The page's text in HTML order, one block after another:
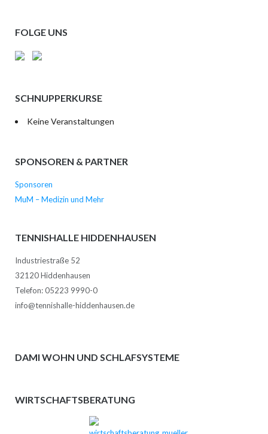
FOLGE UNS
SCHNUPPERKURSE
Keine Veranstaltungen
SPONSOREN & PARTNER
Sponsoren
MuM – Medizin und Mehr
TENNISHALLE HIDDENHAUSEN
Industriestraße 52
32120 Hiddenhausen
Telefon: 05223 9990-0
info@tennishalle-hiddenhausen.de
DAMI WOHN UND SCHLAFSYSTEME
WIRTSCHAFTSBERATUNG